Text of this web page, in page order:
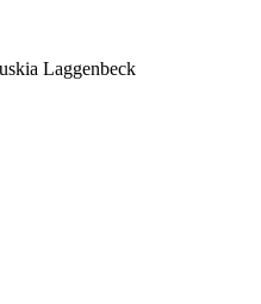
Laggenbeck